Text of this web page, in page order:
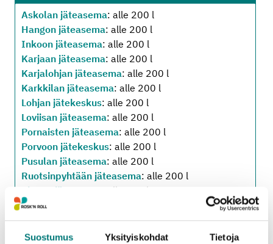
Suostumus Yksityiskohdat Tietoja
Askolan jäteasema: alle 200 l
Hangon jäteasema: alle 200 l
Inkoon jäteasema: alle 200 l
Karjaan jäteasema: alle 200 l
Karjalohjan jäteasema: alle 200 l
Karkkilan jäteasema: alle 200 l
Lohjan jätekeskus: alle 200 l
Loviisan jäteasema: alle 200 l
Pornaisten jäteasema: alle 200 l
Porvoon jätekeskus: alle 200 l
Pusulan jäteasema: alle 200 l
Ruotsinpyhtään jäteasema: alle 200 l
Sipoon jäteasema
: alle 200 l
Tammisaaren jäteasema
Vihdin jäteasema: alle 200 l